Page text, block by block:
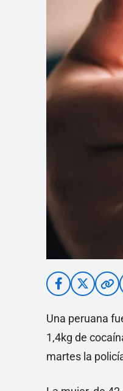
Una peruana
1,4kg de
martes la